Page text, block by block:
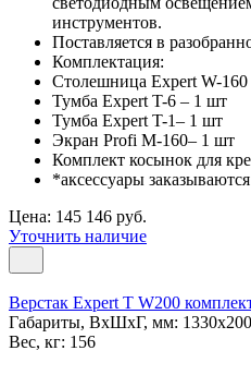
инструментов.
Поставляется в
Комплектация:
Столешница Expert W-
Тумба Expert T-6 – 1 шт
Тумба Expert T-1– 1 шт
Экран Profi M-160– 1 шт
Комплект косынок для
*аксессуары
Цена: 145 146 руб.
Уточнить наличие
Верстак Expert T W200
Габариты, ВxШxГ, мм:
Вес, кг: 156